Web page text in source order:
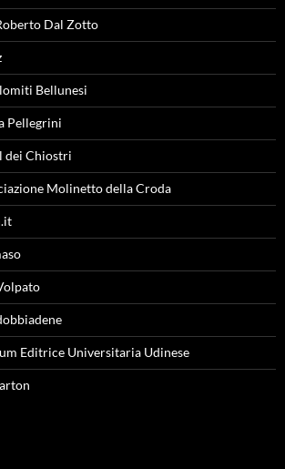
Dal Zotto
Bellunesi
Pellegrini
dei Chiostri
Molinetto della Croda
Editrice Universitaria Udinese